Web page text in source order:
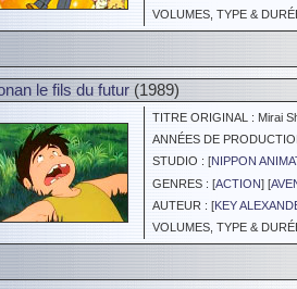
VOLUMES, TYPE &
le fils du futur (1989)
TITRE ORIGINAL : Mirai
ANNÉES DE
STUDIO : [NIPPON
GENRES : [ACTION] [
AUTEUR : [KEY
VOLUMES, TYPE &